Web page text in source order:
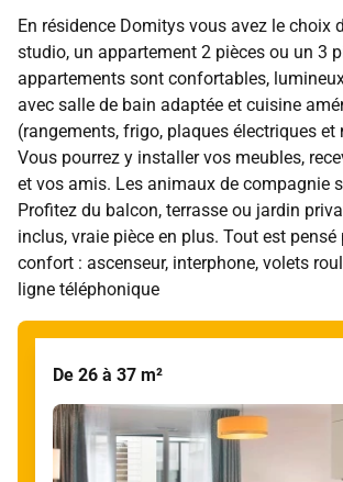
En résidence Domitys vous avez le choix
studio, un appartement 2 pièces ou un 3
appartements sont confortables,
avec salle de bain adaptée et cuisine
(rangements, frigo, plaques électriques et
Vous pourrez y installer vos meubles,
et vos amis. Les animaux de compagnie
Profitez du balcon, terrasse ou jardin
inclus, vraie pièce en plus. Tout est pensé
confort : ascenseur, interphone, volets
ligne téléphonique
De 26 à 37 m²